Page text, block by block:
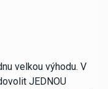
velkou výhodu. V
JEDNOU